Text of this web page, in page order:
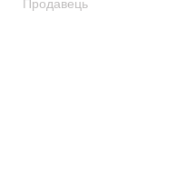
Продавець